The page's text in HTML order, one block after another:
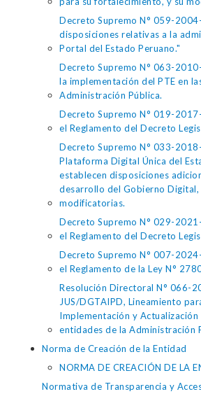
Decreto Supremo N° 059-
disposiciones relativas a la
Portal del Estado Peruano."
Decreto Supremo N° 063-
la implementación del PTE en
Administración Pública.
Decreto Supremo N° 019-
el Reglamento del Decreto
Decreto Supremo N° 033-
Plataforma Digital Única del
establecen disposiciones
desarrollo del Gobierno Digital,
modificatorias.
Decreto Supremo N° 029-
el Reglamento del Decreto
Decreto Supremo N° 007-
el Reglamento de la Ley N°
Resolución Directoral N° 066-
JUS/DGTAIPD, Lineamiento
Implementación y Actualización
entidades de la Administración
Norma de Creación de la Entidad
NORMA DE CREACIÓN DE LA
Normativa de Transparencia y